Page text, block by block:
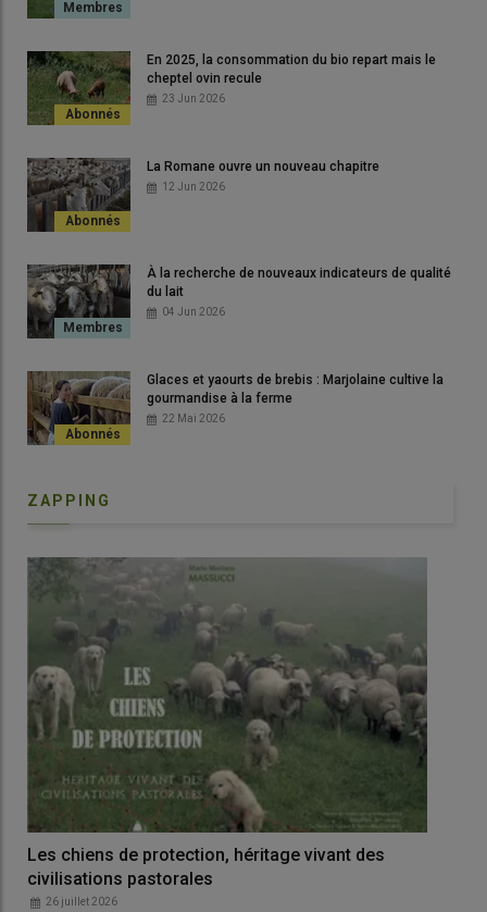
En 2025, la consommation du bio repart mais le
cheptel ovin recule
23 Jun 2026
La Romane ouvre un nouveau chapitre
12 Jun 2026
À la recherche de nouveaux indicateurs de qualité
du lait
04 Jun 2026
Glaces et yaourts de brebis : Marjolaine cultive la
gourmandise à la ferme
22 Mai 2026
ZAPPING
Les chiens de protection, héritage vivant des
civilisations pastorales
26 juillet 2026